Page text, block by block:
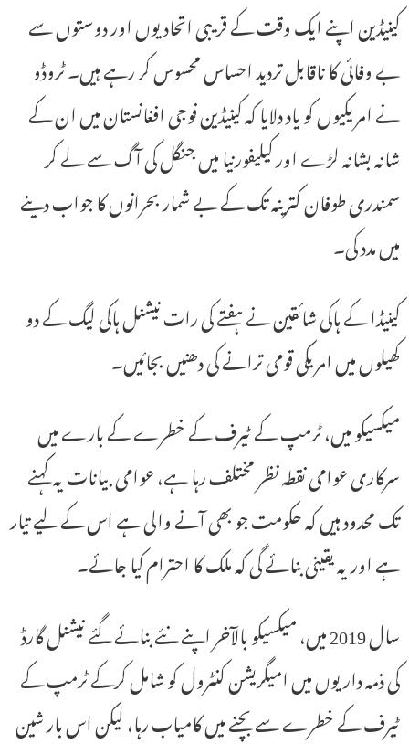
کینیڈین اپنے ایک وقت کے قریبی اتحادیوں اور دوستوں سے
بے وفائی کا ناقابل تردید احساس محسوس کر رہے ہیں۔ ٹروڈو
نے امریکیوں کو یاد دلایا کہ کینیڈین فوجی افغانستان میں ان کے
شانہ بشانہ لڑے اور کیلیفورنیا میں جنگل کی آگ سے لے کر
سمندری طوفان کترینہ تک کے بے شمار بحرانوں کا جواب دینے
میں مدد کی۔
کینیڈا کے ہاکی شائقین نے ہفتے کی رات نیشنل ہاکی لیگ کے دو
کھیلوں میں امریکی قومی ترانے کی دھنیں بجائیں۔
میکسیکو میں، ٹرمپ کے ٹیرف کے خطرے کے بارے میں
سرکاری عوامی نقطہ نظر مختلف رہا ہے، عوامی بیانات یہ کہنے
تک محدود ہیں کہ حکومت جو بھی آنے والی ہے اس کے لیے تیار
ہے اور یہ یقینی بنائے گی کہ ملک کا احترام کیا جائے۔
سال 2019 میں، میکسیکو بالآخر اپنے نئے بنائے گئے نیشنل گارڈ
کی ذمہ داریوں میں امیگریشن کنٹرول کو شامل کرکے ٹرمپ کے
ٹیرف کے خطرے سے بچنے میں کامیاب رہا، لیکن اس بار شین